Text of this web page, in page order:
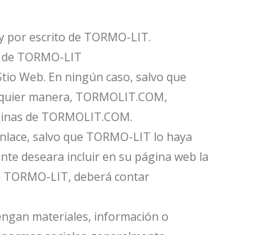
por escrito de TORMO-LIT.
TORMO-LIT
Web. En ningún caso, salvo que
manera, TORMOLIT.COM,
de TORMOLIT.COM.
salvo que TORMO-LIT lo haya
deseara incluir en su página web la
LIT, deberá contar
materiales, información o